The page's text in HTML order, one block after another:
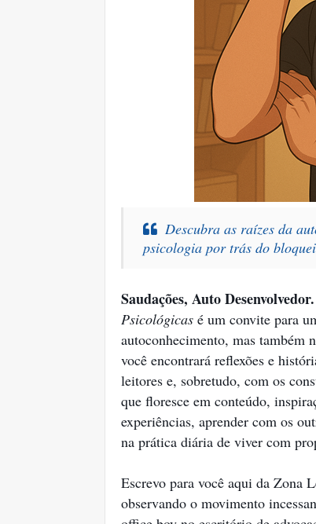
Descubra as raízes da
psicologia por trás do
Saudações, Auto Desenvolvedor.
Psicológicas é um convite para
autoconhecimento, mas também
você encontrará reflexões e
leitores e, sobretudo, com os
que floresce em conteúdo,
experiências, aprender com os
na prática diária de viver com
Escrevo para você aqui da Zona
observando o movimento